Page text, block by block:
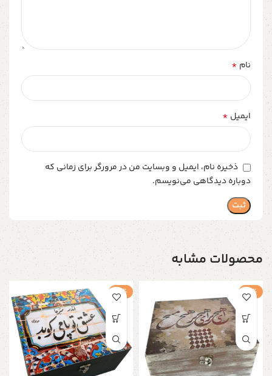
نام *
ایمیل *
ذخیره نام، ایمیل و وبسایت من در مرورگر برای زمانی که
دوباره دیدگاهی می‌نویسم.
محصولات مشابه
-4%
-4%